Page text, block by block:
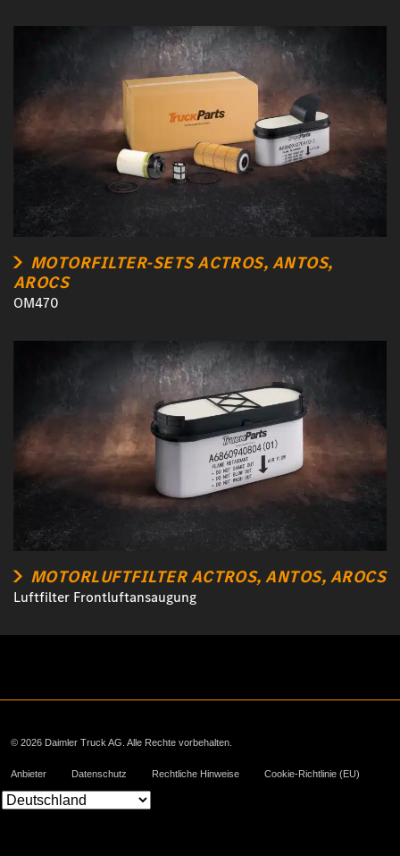
MOTORFILTER-SETS ACTROS, ANTOS,
AROCS
OM470
MOTORLUFTFILTER ACTROS, ANTOS, AROCS
Luftfilter Frontluftansaugung
© 2026 Daimler Truck AG. Alle Rechte vorbehalten.
Anbieter Datenschutz Rechtliche Hinweise Cookie-Richtlinie (EU)